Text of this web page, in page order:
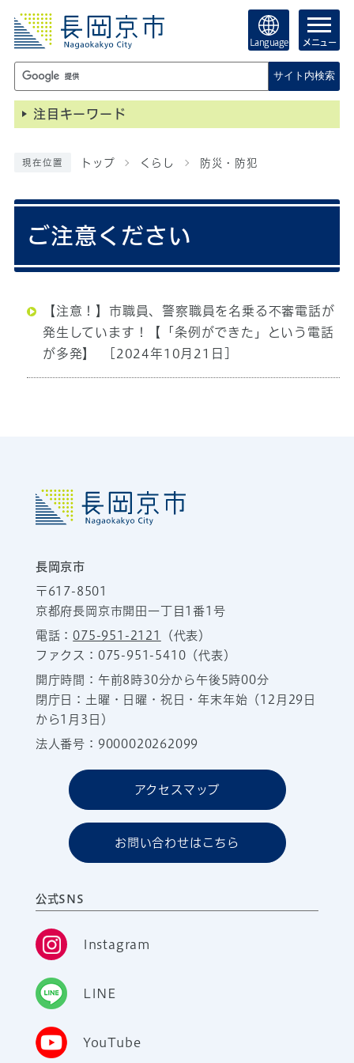
Language メニュー
サイト内検索
注目キーワード
現在位置 トップ くらし 防災・防犯
ご注意ください
【注意！】市職員、警察職員を名乗る不審電話が
発生しています！【「条例ができた」という電話
が多発】
[2024年10月21日]
長岡京市
〒617-8501
京都府長岡京市開田一丁目1番1号
電話：075-951-2121
（代表）
ファクス：075-951-5410（代表）
開庁時間：午前8時30分から午後5時00分
閉庁日：土曜・日曜・祝日・年末年始（12月29日
から1月3日）
法人番号：9000020262099
アクセスマップ
お問い合わせはこちら
公式SNS
Instagram
LINE
YouTube